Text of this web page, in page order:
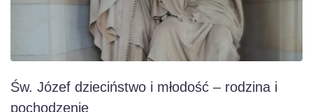
Św. Józef dzieciństwo i młodość – rodzina i
pochodzenie